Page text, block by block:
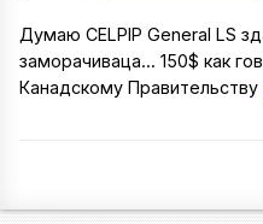
Думаю CELPIP General LS
заморачиваца... 150$ как
Канадскому Правительству